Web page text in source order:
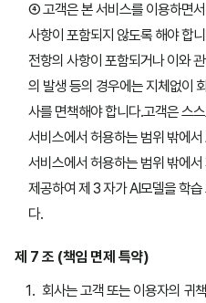
④ 고객은 본 서비스를 이용하면
사항이 포함되지 않도록 해야 합
전항의 사항이 포함되거나 이와
의 발생 등의 경우에는 지체없이
사를 면책해야 합니다.고객은 스
서비스에서 허용하는 범위 밖에
서비스에서 허용하는 범위 밖에
제공하여 제 3 자가 AI모델을 학
다.
제 7 조 (책임 면제 특약)
회사는 고객 또는 이용자의 귀